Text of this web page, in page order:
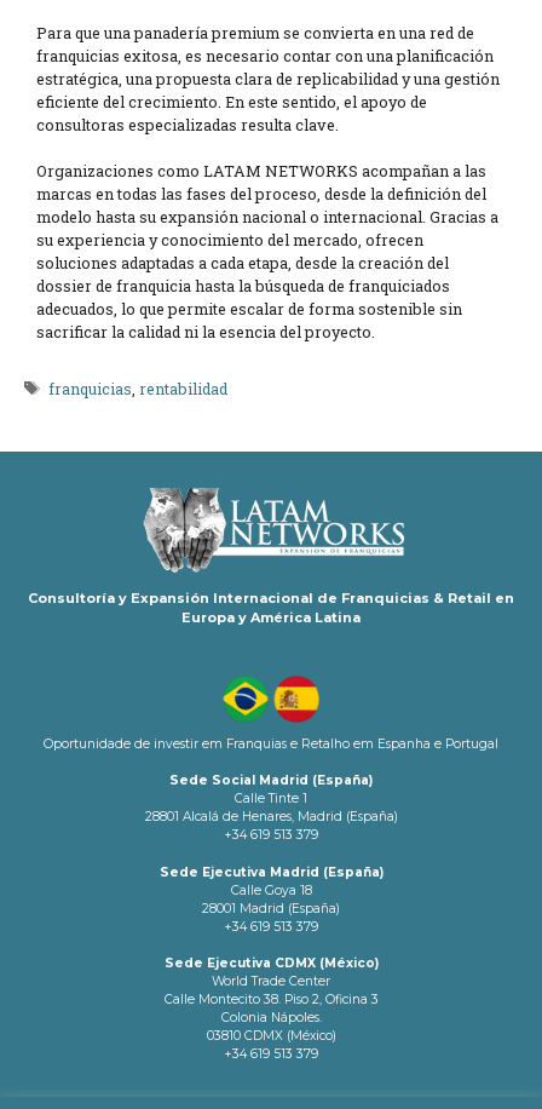
Para que una panadería premium se convierta en una red de
franquicias exitosa, es necesario contar con una planificación
estratégica, una propuesta clara de replicabilidad y una gestión
eficiente del crecimiento. En este sentido, el apoyo de
consultoras especializadas resulta clave.
Organizaciones como LATAM NETWORKS acompañan a las
marcas en todas las fases del proceso, desde la definición del
modelo hasta su expansión nacional o internacional. Gracias a
su experiencia y conocimiento del mercado, ofrecen
soluciones adaptadas a cada etapa, desde la creación del
dossier de franquicia hasta la búsqueda de franquiciados
adecuados, lo que permite escalar de forma sostenible sin
sacrificar la calidad ni la esencia del proyecto.
Etiquetas
franquicias ,rentabilidad
Consultoría y Expansión Internacional de Franquicias & Retail en
Europa y América Latina
Oportunidade de investir em Franquias e Retalho em Espanha e Portugal
Sede Social Madrid (España)
Calle Tinte 1
28801 Alcalá de Henares, Madrid (España)
+34 619 513 379
Sede Ejecutiva Madrid (España)
Calle Goya 18
28001 Madrid (España)
+34 619 513 379
Sede Ejecutiva CDMX (México)
World Trade Center
Calle Montecito 38. Piso 2, Oficina 3
Colonia Nápoles.
03810 CDMX (México)
+34 619 513 379